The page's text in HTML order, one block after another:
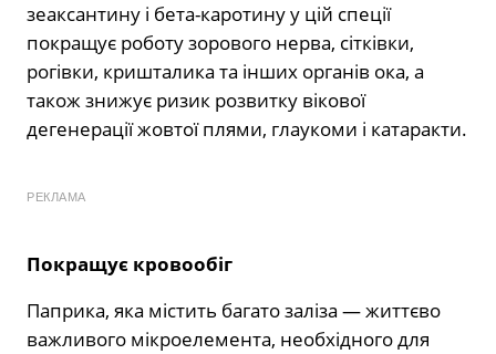
зеаксантину і бета-каротину у цій спеції
покращує роботу зорового нерва, сітківки,
рогівки, кришталика та інших органів ока, а
також знижує ризик розвитку вікової
дегенерації жовтої плями, глаукоми і катаракти.
РЕКЛАМА
Покращує кровообіг
Паприка, яка містить багато заліза — життєво
важливого мікроелемента, необхідного для